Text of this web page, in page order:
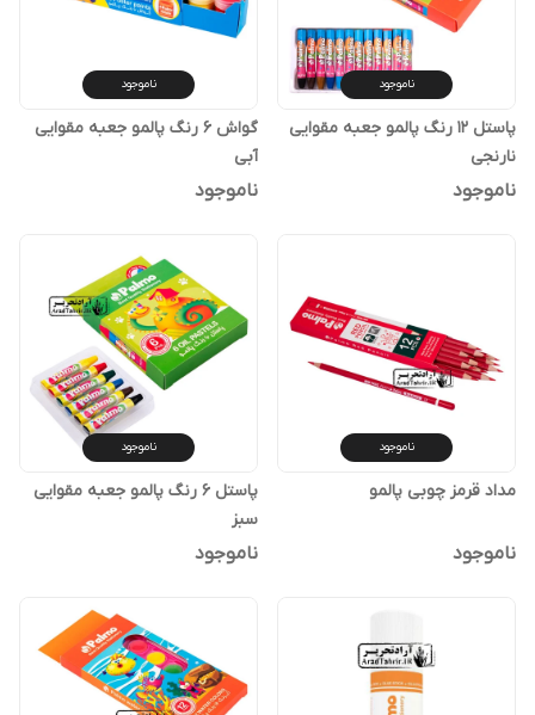
ناموجود
پاستل 12 رنگ پالمو جعبه مقوایی
نارنجی
ناموجود
ناموجود
گواش 6 رنگ پالمو جعبه مقوایی
آبی
ناموجود
ناموجود
مداد قرمز چوبی پالمو
ناموجود
ناموجود
پاستل 6 رنگ پالمو جعبه مقوایی
سبز
ناموجود